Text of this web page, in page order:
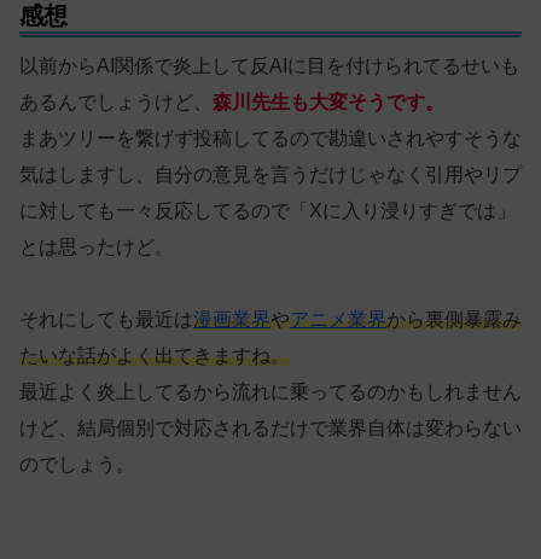
感想
以前からAI関係で炎上して反AIに目を付けられてるせいも
あるんでしょうけど、 森川先生も大変そうです。
まあツリーを繋げず投稿してるので勘違いされやすそうな
気はしますし、自分の意見を言うだけじゃなく引用やリプ
に対しても一々反応してるので「Xに入り浸りすぎでは」
とは思ったけど。
それにしても最近は漫画業界やアニメ業界から裏側暴露み
たいな話がよく出てきますね。
最近よく炎上してるから流れに乗ってるのかもしれません
けど、結局個別で対応されるだけで業界自体は変わらない
のでしょう。